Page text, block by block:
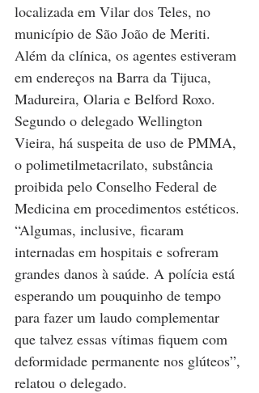
localizada em Vilar dos Teles, no
município de São João de Meriti.
Além da clínica, os agentes estiveram
em endereços na Barra da Tijuca,
Madureira, Olaria e Belford Roxo.
Segundo o delegado Wellington
Vieira, há suspeita de uso de PMMA,
o polimetilmetacrilato, substância
proibida pelo Conselho Federal de
Medicina em procedimentos estéticos.
“Algumas, inclusive, ficaram
internadas em hospitais e sofreram
grandes danos à saúde. A polícia está
esperando um pouquinho de tempo
para fazer um laudo complementar
que talvez essas vítimas fiquem com
deformidade permanente nos glúteos”,
relatou o delegado.